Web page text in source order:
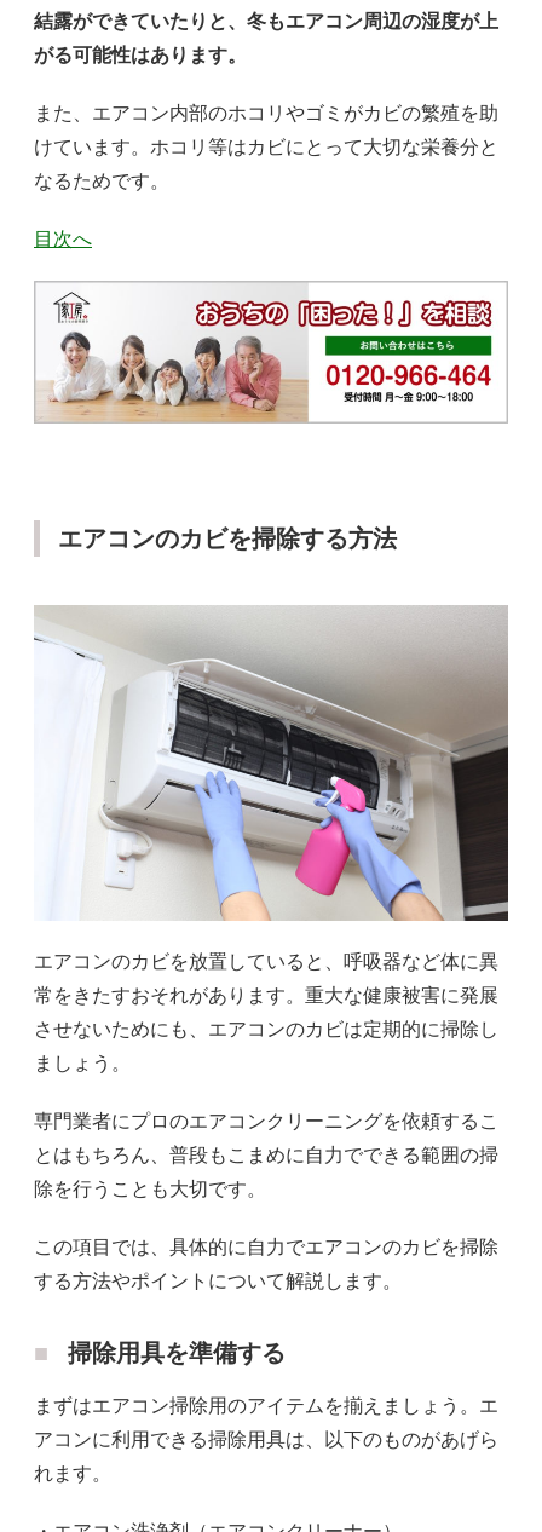
結露ができていたりと、冬もエアコン周辺の湿度が上
がる可能性はあります。
また、エアコン内部のホコリやゴミがカビの繁殖を助
けています。ホコリ等はカビにとって大切な栄養分と
なるためです。
目次へ
エアコンのカビを掃除する方法
エアコンのカビを放置していると、呼吸器など体に異
常をきたすおそれがあります。重大な健康被害に発展
させないためにも、エアコンのカビは定期的に掃除し
ましょう。
専門業者にプロのエアコンクリーニングを依頼するこ
とはもちろん、普段もこまめに自力でできる範囲の掃
除を行うことも大切です。
この項目では、具体的に自力でエアコンのカビを掃除
する方法やポイントについて解説します。
掃除用具を準備する
まずはエアコン掃除用のアイテムを揃えましょう。エ
アコンに利用できる掃除用具は、以下のものがあげら
れます。